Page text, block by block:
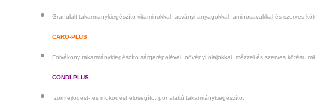
Granulált takarmánykiegészíto vitaminokkal, ásványi anyagokkal, aminosavakkal és szerves
CARO-PLUS
Folyékony takarmánykiegészíto sárgarépalével, növényi olajokkal, mézzel és szerves kötésu
CONDI-PLUS
Izomfejlodést- és muködést elosegíto, por alakú takarmánykiegészíto.